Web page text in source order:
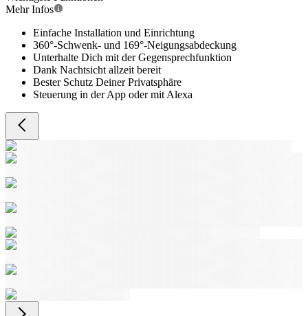
Mehr Infos
Einfache Installation und Einrichtung
360°-Schwenk- und 169°-Neigungsabdeckung
Unterhalte Dich mit der Gegensprechfunktion
Dank Nachtsicht allzeit bereit
Bester Schutz Deiner Privatsphäre
Steuerung in der App oder mit Alexa